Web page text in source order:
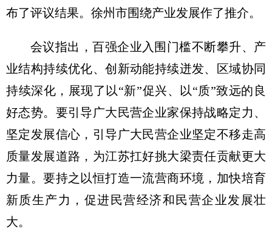
布了评议结果。徐州市围绕产业发展作了推介。
会议指出，百强企业入围门槛不断攀升、产
业结构持续优化、创新动能持续迸发、区域协同
持续深化，展现了以“新”促兴、以“质”致远的良
好态势。要引导广大民营企业家保持战略定力、
坚定发展信心，引导广大民营企业坚定不移走高
质量发展道路，为江苏扛好挑大梁责任贡献更大
力量。要持之以恒打造一流营商环境，加快培育
新质生产力，促进民营经济和民营企业发展壮
大。